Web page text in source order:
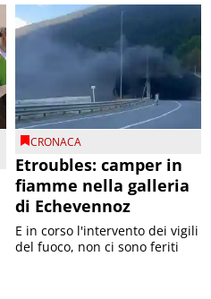
CRONACA
Etroubles: camper in
fiamme nella galleria
di Echevennoz
E in corso l'intervento dei vigili
del fuoco, non ci sono feriti